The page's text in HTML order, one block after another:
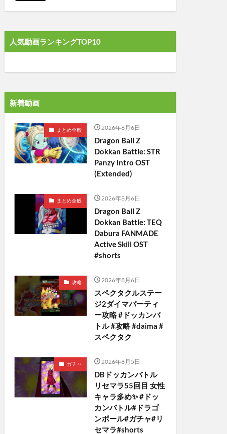
人気動画ランキングTOP10
新着動画
まとめ全般 2026年8月6日
Dragon Ball Z
Dokkan Battle: STR
Panzy Intro OST
(Extended)
まとめ全般 2026年8月6日
Dragon Ball Z
Dokkan Battle: TEQ
Dabura FANMADE
Active Skill OST
#shorts
攻略 2026年8月6日
スペクタクルステー
ジ2ダイマパーティ
ー攻略 #ドッカンバ
トル #攻略 #daima #
スペクタク
ガチャ 2026年8月5日
DBドッカンバトル
リセマラ55回目 女性
キャラ多め✨️ #ドッ
カンバトル#ドラゴ
ンボール#ガチャ#リ
セマラ#shorts